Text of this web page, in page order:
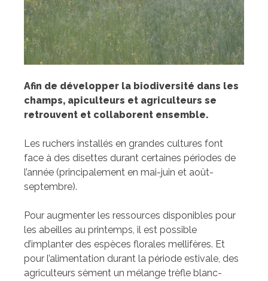
Afin de développer la biodiversité dans les
champs, apiculteurs et agriculteurs se
retrouvent et collaborent ensemble.
Les ruchers installés en grandes cultures font
face à des disettes durant certaines périodes de
l’année (principalement en mai-juin et août-
septembre).
Pour augmenter les ressources disponibles pour
les abeilles au printemps, il est possible
d’implanter des espèces florales mellifères. Et
pour l’alimentation durant la période estivale, des
agriculteurs sèment un mélange trèfle blanc-